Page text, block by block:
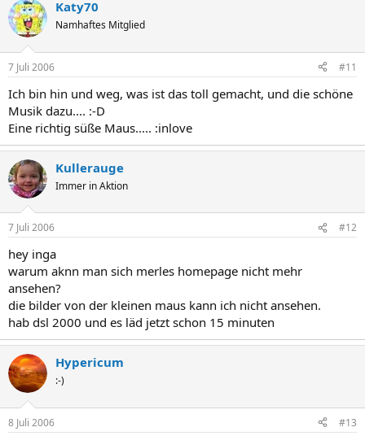
Katy70
Namhaftes Mitglied
7 Juli 2006 #11
Ich bin hin und weg, was ist das toll gemacht, und die schöne
Musik dazu.... :-D
Eine richtig süße Maus..... :inlove
Kullerauge
Immer in Aktion
7 Juli 2006 #12
hey inga
warum aknn man sich merles homepage nicht mehr
ansehen?
die bilder von der kleinen maus kann ich nicht ansehen.
hab dsl 2000 und es läd jetzt schon 15 minuten
Hypericum
:-)
8 Juli 2006 #13